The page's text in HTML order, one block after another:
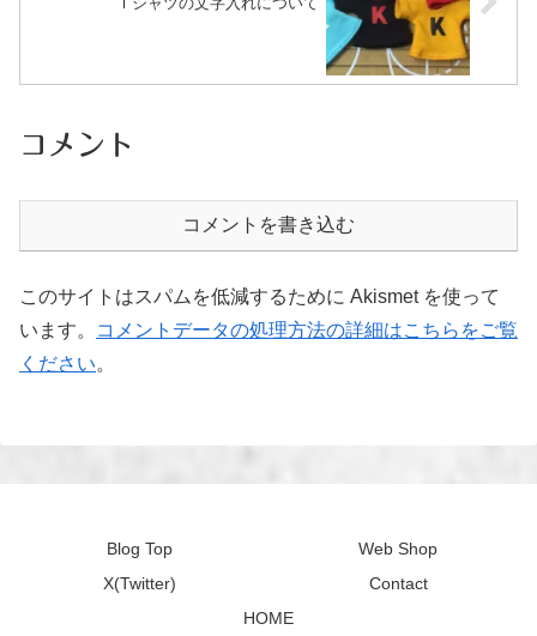
コメント
コメントを書き込む
このサイトはスパムを低減するために Akismet を使って
います。
コメントデータの処理方法の詳細はこちらをご覧
ください。
Blog Top
Web Shop
X(Twitter)
Contact
HOME